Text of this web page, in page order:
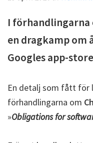
I förhandlingarna
en dragkamp om
Googles app-
En detalj som fått för
förhandlingarna om
»Obligations for